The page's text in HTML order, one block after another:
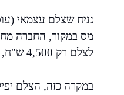
לצלם רק 4,500 ש"ח, ותעביר את יתרת 500 השקלים ישירות לרשות המיסים.